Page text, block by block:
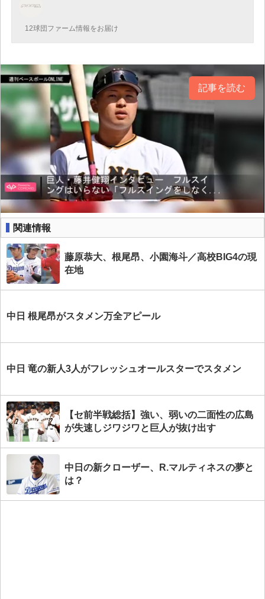
12球団ファーム情報をお届け
記事を読む
関連情報
藤原恭大、根尾昂、小園海斗／高校BIG4の現
在地
中日 根尾昂がスタメン万全アピール
中日 竜の新人3人がフレッシュオールスターでスタメン
【セ前半戦総括】強い、弱いの二面性の広島
が失速しジワジワと巨人が抜け出す
中日の新クローザー、R.マルティネスの夢と
は？